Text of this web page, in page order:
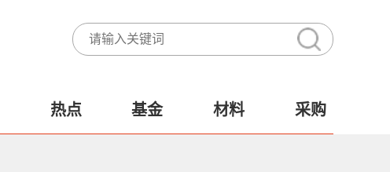
热点 基金 材料 采购